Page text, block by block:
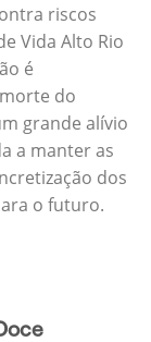
riscos
Vida Alto Rio
é
do
grande alívio
a manter as
dos
o futuro.